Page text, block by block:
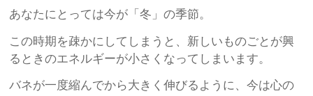
あなたにとっては今が「冬」の季節。
この時期を疎かにしてしまうと、新しいものごとが興
るときのエネルギーが小さくなってしまいます。
バネが一度縮んでから大きく伸びるように、今は心の